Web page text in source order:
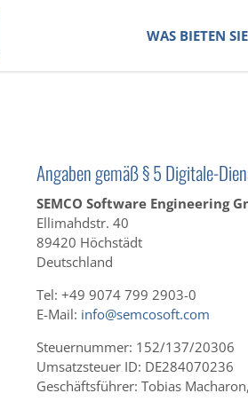
WAS BIETEN
Angaben gemäß § 5 Digitale-
SEMCO Software Engineering
Ellimahdstr. 40
89420 Höchstädt
Deutschland
Tel: +49 9074 799 2903-0
E-Mail: info@semcosoft.com
Steuernummer: 152/137/20306
Umsatzsteuer ID: DE284070236
Geschäftsführer: Tobias